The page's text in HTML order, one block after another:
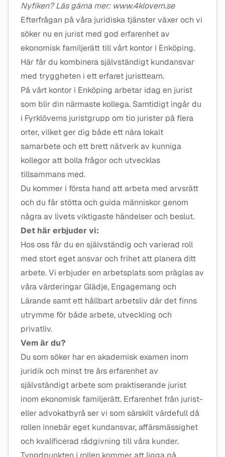
Nyfiken? Läs gärna mer: www.4klovern.se
Efterfrågan på våra juridiska tjänster växer och vi
söker nu en jurist med god erfarenhet av
ekonomisk familjerätt till vårt kontor i Enköping.
Här får du kombinera självständigt kundansvar
med tryggheten i ett erfaret juristteam.
På vårt kontor i Enköping arbetar idag en jurist
som blir din närmaste kollega. Samtidigt ingår du
i Fyrklöverns juristgrupp om tio jurister på flera
orter, vilket ger dig både ett nära lokalt
samarbete och ett brett nätverk av kunniga
kollegor att bolla frågor och utvecklas
tillsammans med.
Du kommer i första hand att arbeta med arvsrätt
och du får stötta och guida människor genom
några av livets viktigaste händelser och beslut.
Det här erbjuder vi:
Hos oss får du en självständig och varierad roll
med stort eget ansvar och frihet att planera ditt
arbete. Vi erbjuder en arbetsplats som präglas av
våra värderingar Glädje, Engagemang och
Lärande samt ett hållbart arbetsliv där det finns
utrymme för både arbete, utveckling och
privatliv.
Vem är du?
Du som söker har en akademisk examen inom
juridik och minst tre års erfarenhet av
självständigt arbete som praktiserande jurist
inom ekonomisk familjerätt. Erfarenhet från jurist-
eller advokatbyrå ser vi som särskilt värdefull då
rollen innebär eget kundansvar, affärsmässighet
och kvalificerad rådgivning till våra kunder.